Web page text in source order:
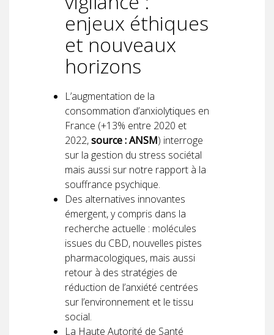
enjeux éthiques
et nouveaux
horizons
L’augmentation de la
consommation d’anxiolytiques en
France (+13% entre 2020 et
2022,source : ANSM) interroge
sur la gestion du stress sociétal
mais aussi sur notre rapport à la
souffrance psychique.
Des alternatives innovantes
émergent, y compris dans la
recherche actuelle : molécules
issues du CBD, nouvelles pistes
pharmacologiques, mais aussi
retour à des stratégies de
réduction de l’anxiété centrées
sur l’environnement et le tissu
social.
La Haute Autorité de Santé